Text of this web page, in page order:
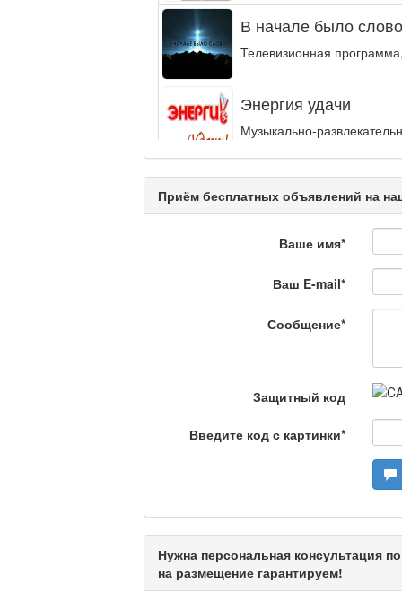
В начале было
Телевизионная
Энергия удачи
Музыкально-
Кәусар
На полицейской
Еженедельный обзор
Люди в кадре
Актуальный
Кто поможет
Приём бесплатных объявлений на
Ваше имя*
Ваш E-mail*
Сообщение*
Защитный код
Введите код с картинки*
Нужна персональная консультация
на размещение гарантируем!